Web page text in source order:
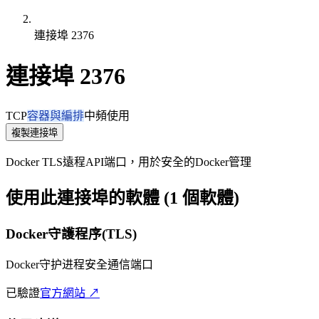
連接埠 2376
連接埠 2376
TCP容器與編排中頻使用
複製連接埠
Docker TLS遠程API端口，用於安全的Docker管理
使用此連接埠的軟體 (1 個軟體)
Docker守護程序(TLS)
Docker守护进程安全通信端口
已驗證官方網站 ↗